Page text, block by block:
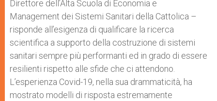
Direttore dell’Alta Scuola di Economia e
Management dei Sistemi Sanitari della Cattolica –
risponde all’esigenza di qualificare la ricerca
scientifica a supporto della costruzione di sistemi
sanitari sempre più performanti ed in grado di essere
resilienti rispetto alle sfide che ci attendono.
L’esperienza Covid-19, nella sua drammaticità, ha
mostrato modelli di risposta estremamente